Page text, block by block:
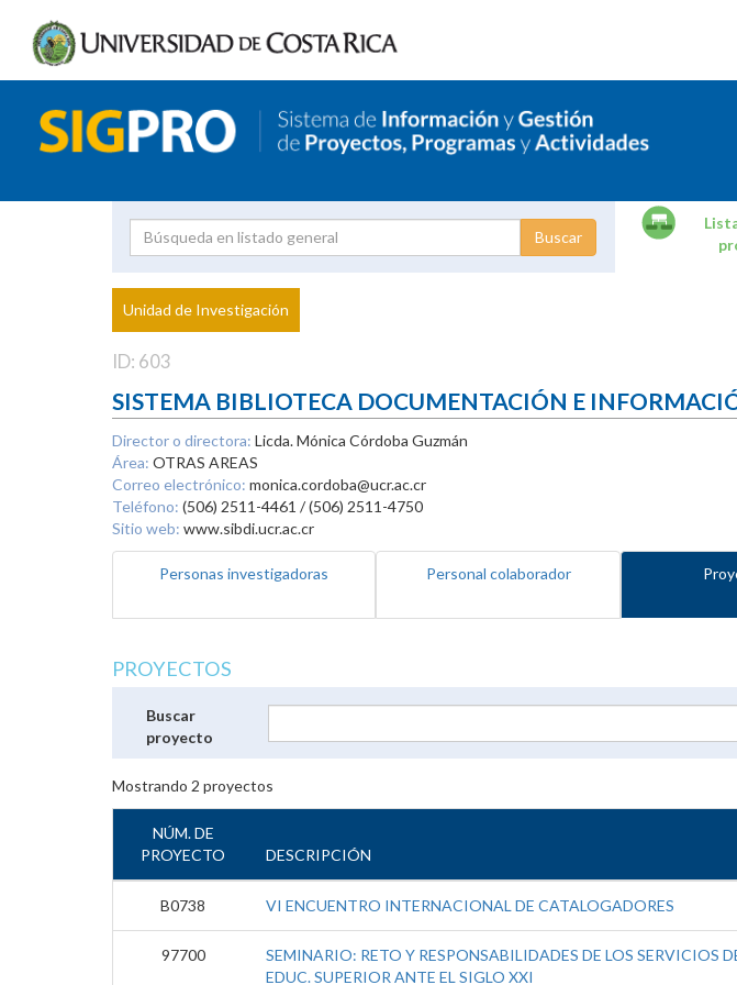
Proyecto
Investigador
Unidad de Investigación
ID: 603
SISTEMA BIBLIOTECA DOCUMENTACIÓN E
Director o directora: Licda. Mónica Córdoba Guzmán
Área: OTRAS AREAS
Correo electrónico: monica.cordoba@ucr.ac.cr
Teléfono: (506) 2511-4461 / (506) 2511-4750
Sitio web: www.sibdi.ucr.ac.cr
Personas investigadoras Personal colaborador
PROYECTOS
Buscar
proyecto
Mostrando 2 proyectos
NÚM. DE
PROYECTO
DESCRIPCIÓN
B0738 VI ENCUENTRO INTERNACIONAL DE CATALOGADORES
97700
SEMINARIO: RETO Y RESPONSABILIDADES DE LOS SERVICIOS
EDUC. SUPERIOR ANTE EL SIGLO XXI